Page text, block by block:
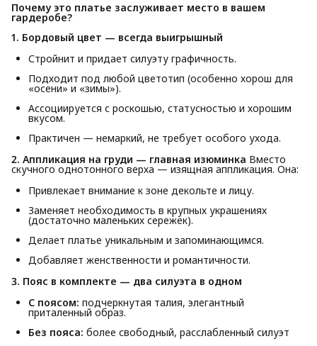
Почему это платье заслуживает место в вашем
гардеробе?
1. Бордовый цвет — всегда выигрышный
Стройнит и придает силуэту графичность.
Подходит под любой цветотип (особенно хорош для
«осени» и «зимы»).
Ассоциируется с роскошью, статусностью и хорошим
вкусом.
Практичен — немаркий, не требует особого ухода.
2. Аппликация на груди — главная изюминка Вместо
скучного однотонного верха — изящная аппликация. Она:
Привлекает внимание к зоне декольте и лицу.
Заменяет необходимость в крупных украшениях
(достаточно маленьких сережек).
Делает платье уникальным и запоминающимся.
Добавляет женственности и романтичности.
3. Пояс в комплекте — два силуэта в одном
С поясом: подчеркнутая талия, элегантный
приталенный образ.
Без пояса: более свободный, расслабленный силуэт